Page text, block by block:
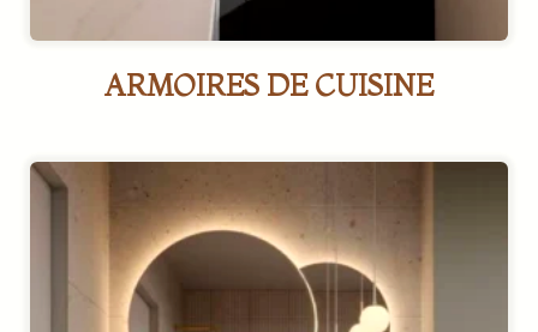
ARMOIRES DE CUISINE